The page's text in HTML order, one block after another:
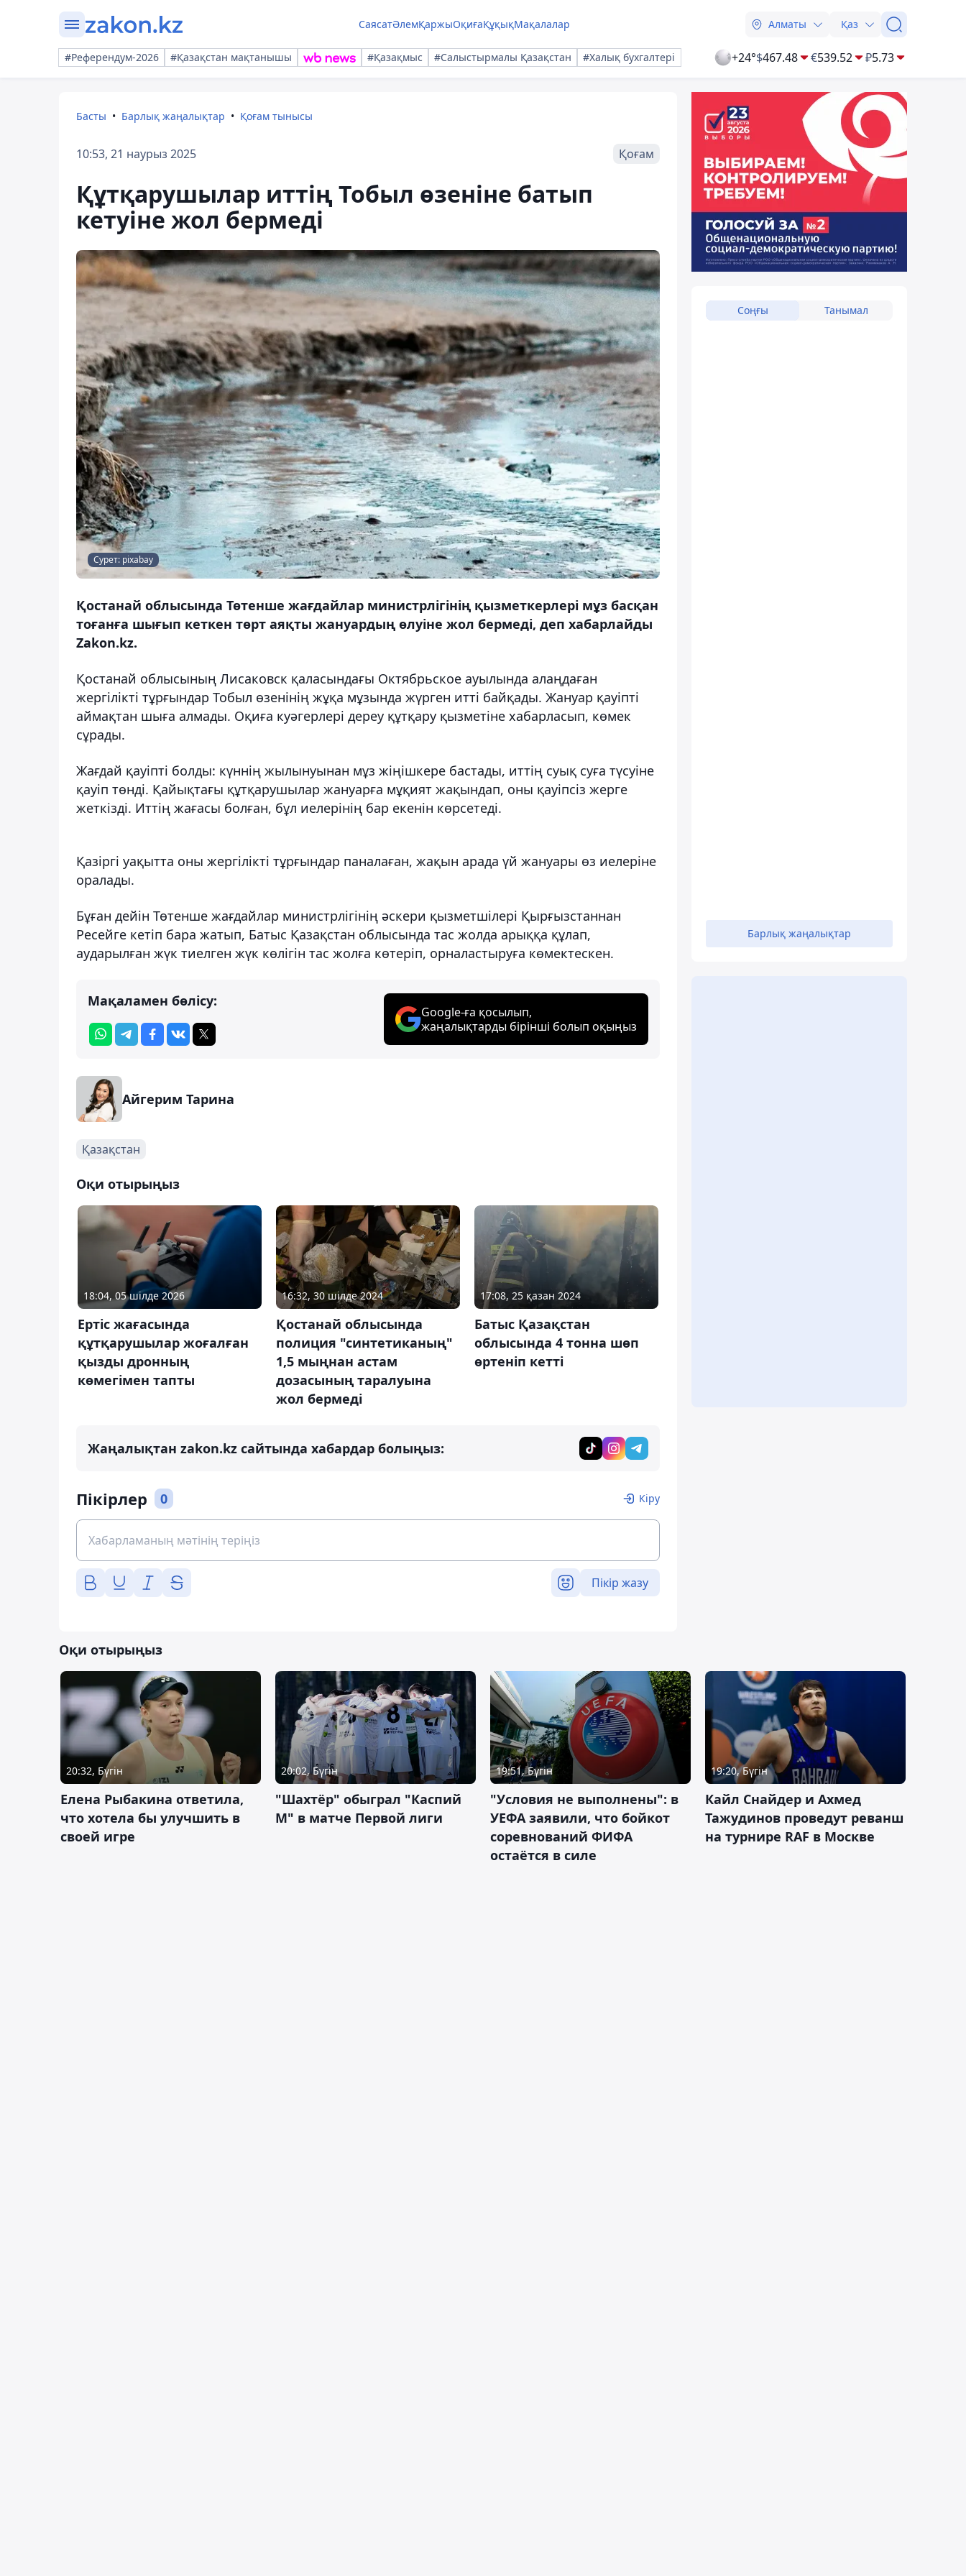
СаясатӘлемҚаржыОқиғаҚұқықМақалалар Алматы Қаз
#Референдум-2026 #Қазақстан мақтанышы #Қазақмыс #Салыстырмалы Қазақстан #Халық бухгалтері +24°$467.48 €539.52 ₽5.73
Басты Барлық жаңалықтар Қоғам тынысы
10:53, 21 наурыз 2025 Қоғам
Құтқарушылар иттің Тобыл өзеніне батып
кетуіне жол бермеді
Сурет: pixabay
Қостанай облысында Төтенше жағдайлар министрлігінің қызметкерлері мұз басқан
тоғанға шығып кеткен төрт аяқты жануардың өлуіне жол бермеді, деп хабарлайды
Zakon.kz.
Қостанай облысының Лисаковск қаласындағы Октябрьское ауылында алаңдаған
жергілікті тұрғындар Тобыл өзенінің жұқа мұзында жүрген итті байқады. Жануар қауіпті
аймақтан шыға алмады. Оқиға куәгерлері дереу құтқару қызметіне хабарласып, көмек
сұрады.
Жағдай қауіпті болды: күннің жылынуынан мұз жіңішкере бастады, иттің суық суға түсуіне
қауіп төнді. Қайықтағы құтқарушылар жануарға мұқият жақындап, оны қауіпсіз жерге
жеткізді. Иттің жағасы болған, бұл иелерінің бар екенін көрсетеді.
Қазіргі уақытта оны жергілікті тұрғындар паналаған, жақын арада үй жануары өз иелеріне
оралады.
Бұған дейін Төтенше жағдайлар министрлігінің әскери қызметшілері Қырғызстаннан
Ресейге кетіп бара жатып, Батыс Қазақстан облысында тас жолда арыққа құлап,
аударылған жүк тиелген жүк көлігін тас жолға көтеріп, орналастыруға көмектескен.
Мақаламен бөлісу:
Google-ға қосылып,
жаңалықтарды бірінші болып оқыңыз
Айгерим Тарина
Қазақстан
Оқи отырыңыз
18:04, 05 шілде 2026
Ертіс жағасында
құтқарушылар жоғалған
қызды дронның
көмегімен тапты
16:32, 30 шілде 2024
Қостанай облысында
полиция "синтетиканың"
1,5 мыңнан астам
дозасының таралуына
жол бермеді
17:08, 25 қазан 2024
Батыс Қазақстан
облысында 4 тонна шөп
өртеніп кетті
Жаңалықтан zakon.kz сайтында хабардар болыңыз:
Пікірлер 0 Кіру
Пікір жазу
Соңғы Танымал
Барлық жаңалықтар
Оқи отырыңыз
20:32, Бүгін
Елена Рыбакина ответила,
что хотела бы улучшить в
своей игре
20:02, Бүгін
"Шахтёр" обыграл "Каспий
М" в матче Первой лиги
19:51, Бүгін
"Условия не выполнены": в
УЕФА заявили, что бойкот
соревнований ФИФА
остаётся в силе
19:20, Бүгін
Кайл Снайдер и Ахмед
Тажудинов проведут реванш
на турнире RAF в Москве